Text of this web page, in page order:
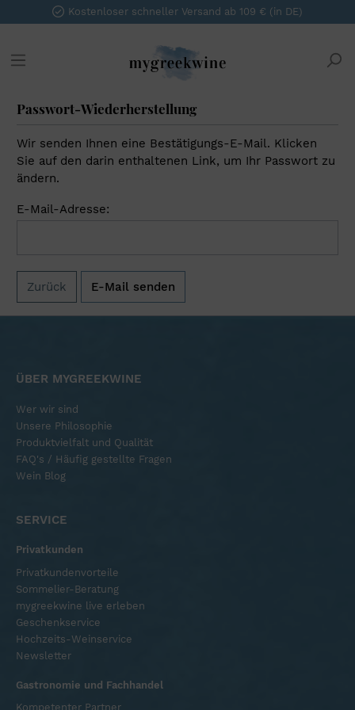
Kostenloser schneller Versand ab 109 € (in DE)
Passwort-Wiederherstellung
Wir senden Ihnen eine Bestätigungs-E-Mail. Klicken
Sie auf den darin enthaltenen Link, um Ihr Passwort zu
ändern.
E-Mail-Adresse:
Zurück E-Mail senden
ÜBER MYGREEKWINE
Wer wir sind
Unsere Philosophie
Produktvielfalt und Qualität
FAQ's / Häufig gestellte Fragen
Wein Blog
SERVICE
Privatkunden
Privatkundenvorteile
Sommelier-Beratung
mygreekwine live erleben
Geschenkservice
Hochzeits-Weinservice
Newsletter
Gastronomie und Fachhandel
Kompetenter Partner